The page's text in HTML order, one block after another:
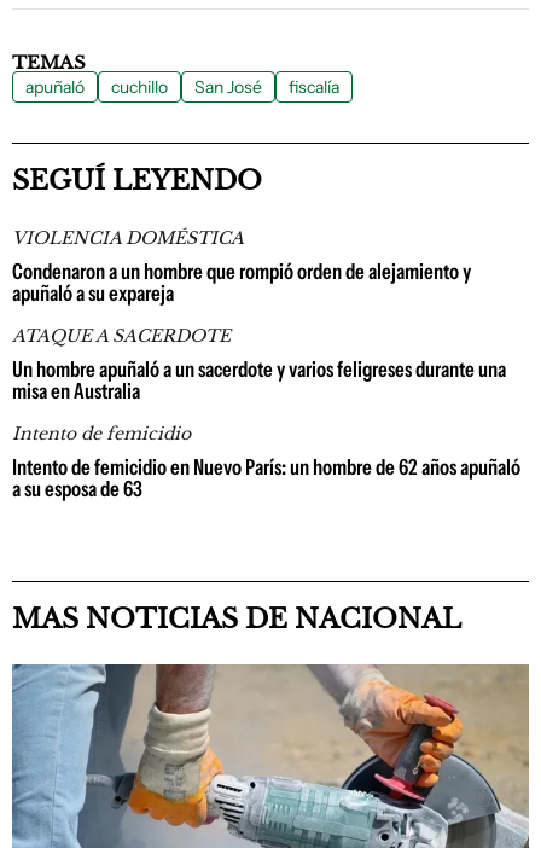
TEMAS
apuñaló cuchillo San José fiscalía
SEGUÍ LEYENDO
VIOLENCIA DOMÉSTICA
Condenaron a un hombre que rompió orden de alejamiento y
apuñaló a su expareja
ATAQUE A SACERDOTE
Un hombre apuñaló a un sacerdote y varios feligreses durante una
misa en Australia
Intento de femicidio
Intento de femicidio en Nuevo París: un hombre de 62 años apuñaló
a su esposa de 63
MAS NOTICIAS DE NACIONAL